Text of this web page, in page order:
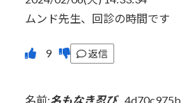
ムンド先生、回診の時間です
返信
名前:名もなき忍び 4d70c975b